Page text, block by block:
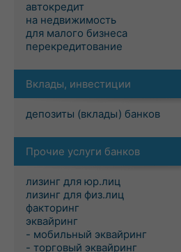
автокредит
на недвижимость
для малого бизнеса
перекредитование
Вклады, инвестиции
депозиты (вклады) банков
Прочие услуги банков
лизинг для юр.лиц
лизинг для физ.лиц
факторинг
эквайринг
- мобильный эквайринг
- торговый эквайринг